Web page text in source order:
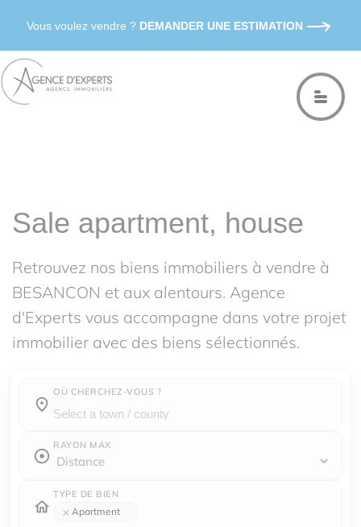
Vous voulez vendre ? DEMANDER UNE ESTIMATION
Sale apartment, house
Retrouvez nos biens immobiliers à vendre à
BESANCON et aux alentours. Agence
d'Experts vous accompagne dans votre projet
immobilier avec des biens sélectionnés.
OÙ CHERCHEZ-VOUS ?
Town / county :
RAYON MAX
TYPE DE BIEN
× Apartment